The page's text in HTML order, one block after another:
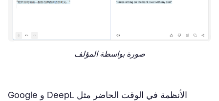
صورة بواسطة المؤلف
الأنظمة في الوقت الحاضر مثل DeepL و Google